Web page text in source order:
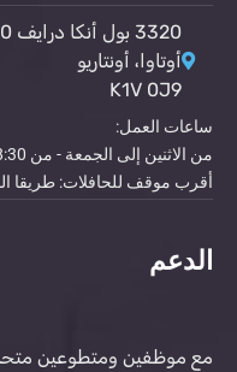
3320 بول أنكا درايف 3320
أوتاوا، أونتاريو
K1V 0J9
ساعات العمل:
من الاثنين إلى الجمعة - من 8:30 صباحاً إلى 4:30 مساءً
أقرب موقف للحافلات: طريقا
الدعم
مع موظفين ومتطوعين